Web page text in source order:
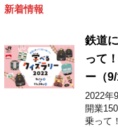
新着情報
鉄道
って
ー（9/
2022年
開業
乗って